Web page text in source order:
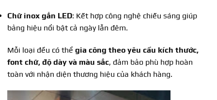
Chữ inox gắn LED: Kết hợp công nghệ chiếu sáng giúp
bảng hiệu nổi bật cả ngày lẫn đêm.
Mỗi loại đều có thể gia công theo yêu cầu kích thước,
font chữ, độ dày và màu sắc, đảm bảo phù hợp hoàn
toàn với nhận diện thương hiệu của khách hàng.